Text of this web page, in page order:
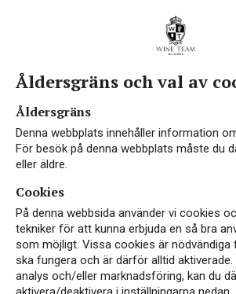
Åldersgräns och val av
Åldersgräns
Denna webbplats innehåller information
För besök på denna webbplats måste du
eller äldre.
Cookies
På denna webbsida använder vi cookies
tekniker för att kunna erbjuda en så bra
som möjligt. Vissa cookies är nödvändiga
ska fungera och är därför alltid
analys och/eller marknadsföring, kan du